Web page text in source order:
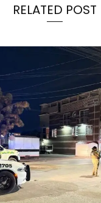
RELATED POST